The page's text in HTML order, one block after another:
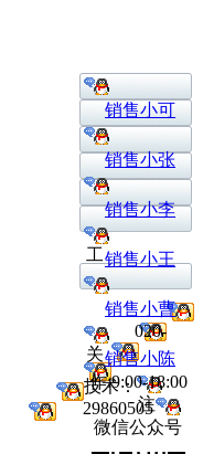
销售小可
销售小张
销售小李
销售小王
销售小曹
销售小陈
工
作:9:00-18:00
技术：
020-
29860505
关
注
微信公众号